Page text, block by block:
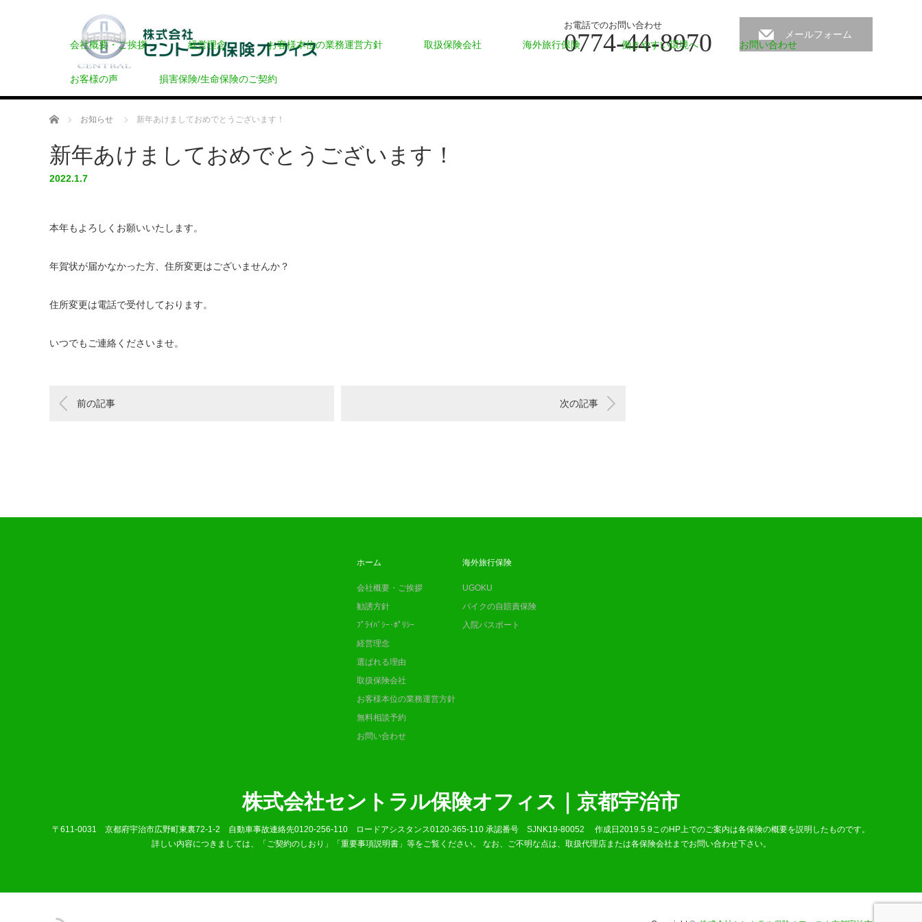
お電話でのお問い合わせ
0774-44-8970
メールフォーム
会社概要・ご挨拶
経営理念 お客様本位の業務運営方針 取扱保険会社 海外旅行保険 働きやすい環境へ お問い合わせ
お客様の声 損害保険/生命保険のご契約
ホーム お知らせ 新年あけましておめでとうございます！
新年あけましておめでとうございます！
2022.1.7
本年もよろしくお願いいたします。
年賀状が届かなかった方、住所変更はございませんか？
住所変更は電話で受付しております。
いつでもご連絡くださいませ。
前の記事 次の記事
ホーム
会社概要・ご挨拶
勧誘方針
ﾌﾟﾗｲﾊﾞｼｰ･ﾎﾟﾘｼｰ
経営理念
選ばれる理由
取扱保険会社
お客様本位の業務運営方針
無料相談予約
お問い合わせ
海外旅行保険
UGOKU
バイクの自賠責保険
入院パスポート
株式会社セントラル保険オフィス｜京都宇治市
〒611-0031 京都府宇治市広野町東裏72-1-2 自動車事故連絡先0120-256-110 ロードアシスタンス0120-365-110 承認番号 SJNK19-80052 作成日2019.5.9このHP上でのご案内は各保険の概要を説明したものです。
詳しい内容につきましては、「ご契約のしおり」「重要事項説明書」等をご覧ください。 なお、ご不明な点は、取扱代理店または各保険会社までお問い合わせ下さい。